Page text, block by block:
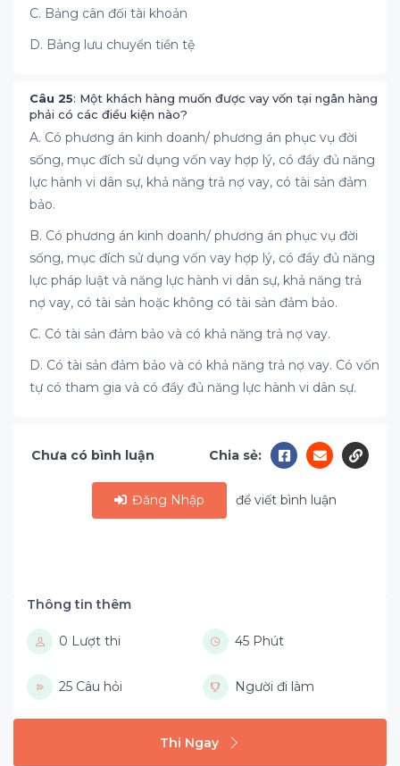
C. Bảng cân đối tài khoản
D. Bảng lưu chuyển tiền tệ
Câu 25: Một khách hàng muốn được vay vốn tại ngân hàng
phải có các điều kiện nào?
A. Có phương án kinh doanh/ phương án phục vụ đời
sống, mục đích sử dụng vốn vay hợp lý, có đầy đủ năng
lực hành vi dân sự, khả năng trả nợ vay, có tài sản đảm
bảo.
B. Có phương án kinh doanh/ phương án phục vụ đời
sống, mục đích sử dụng vốn vay hợp lý, có đầy đủ năng
lực pháp luật và năng lực hành vi dân sự, khả năng trả
nợ vay, có tài sản hoặc không có tài sản đảm bảo.
C. Có tài sản đảm bảo và có khả năng trả nợ vay.
D. Có tài sản đảm bảo và có khả năng trả nợ vay. Có vốn
tự có tham gia và có đầy đủ năng lực hành vi dân sự.
Chưa có bình luận Chia sẻ:
Đăng Nhập để viết bình luận
Thông tin thêm
0 Lượt thi 45 Phút
25 Câu hỏi Người đi làm
Thi Ngay